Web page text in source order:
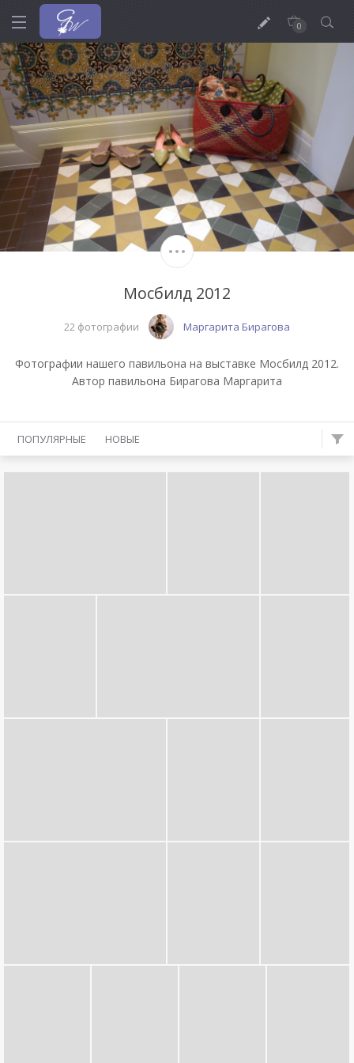
0
Мосбилд 2012
22 фотографии Маргарита Бирагова
Фотографии нашего павильона на выставке Мосбилд 2012.
Автор павильона Бирагова Маргарита
ПОПУЛЯРНЫЕ НОВЫЕ